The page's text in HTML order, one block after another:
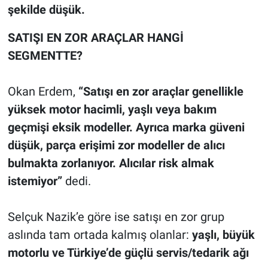
şekilde düşük.
SATIŞI EN ZOR ARAÇLAR HANGİ
SEGMENTTE?
Okan Erdem, “Satışı en zor araçlar genellikle
yüksek motor hacimli, yaşlı veya bakım
geçmişi eksik modeller. Ayrıca marka güveni
düşük, parça erişimi zor modeller de alıcı
bulmakta zorlanıyor. Alıcılar risk almak
istemiyor”dedi.
Selçuk Nazik’e göre ise satışı en zor grup
aslında tam ortada kalmış olanlar: yaşlı, büyük
motorlu ve Türkiye’de güçlü servis/tedarik ağı